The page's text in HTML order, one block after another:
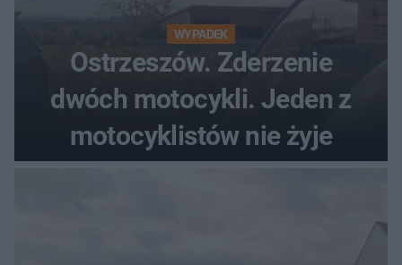
WYPADEK
Ostrzeszów. Zderzenie
dwóch motocykli. Jeden z
motocyklistów nie żyje